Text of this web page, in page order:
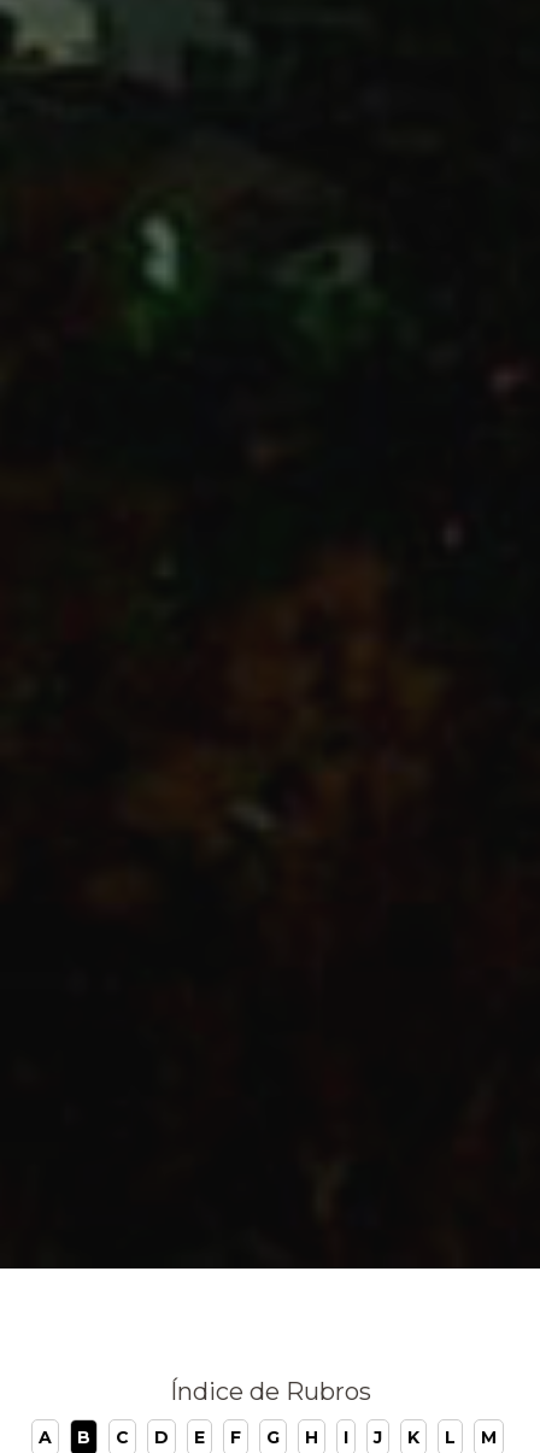
Índice de Rubros
A B C D E F G H I J K L
M